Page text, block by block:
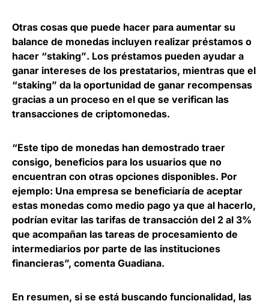
Otras cosas que puede hacer para aumentar su
balance de monedas incluyen realizar préstamos o
hacer “staking”. Los préstamos pueden ayudar a
ganar intereses de los prestatarios, mientras que el
“staking” da la oportunidad de ganar recompensas
gracias a un proceso en el que se verifican las
transacciones de criptomonedas.
“Este tipo de monedas han demostrado traer
consigo, beneficios para los usuarios que no
encuentran con otras opciones disponibles. Por
ejemplo: Una empresa se beneficiaría de aceptar
estas monedas como medio pago ya que al hacerlo,
podrían evitar las tarifas de transacción del 2 al 3%
que acompañan las tareas de procesamiento de
intermediarios por parte de las instituciones
financieras”, comenta Guadiana.
En resumen, si se está buscando funcionalidad, las